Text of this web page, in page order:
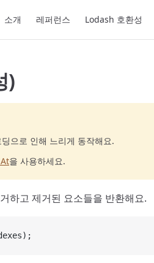
소개 레퍼런스 Lodash 호환성
)
으로 인해 느리게 동작해요.
을 사용하세요.
하고 제거된 요소들을 반환해요.